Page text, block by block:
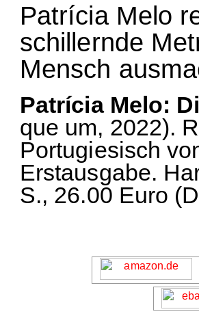
Patrícia Melo
schillernde
Mensch
Patrícia Melo:
que um, 2022).
Portugiesisch
Erstausgabe.
S., 26.00 Euro